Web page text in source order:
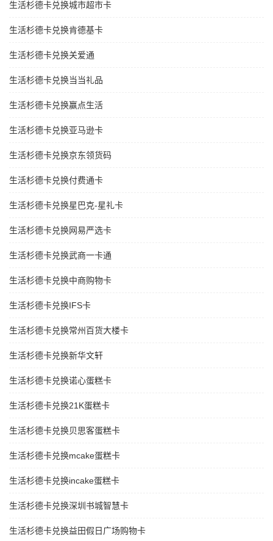
生活杉德卡兑换城市超市卡
生活杉德卡兑换肯德基卡
生活杉德卡兑换关爱通
生活杉德卡兑换当当礼品
生活杉德卡兑换赢点生活
生活杉德卡兑换亚马逊卡
生活杉德卡兑换京东领货码
生活杉德卡兑换付费通卡
生活杉德卡兑换星巴克-星礼卡
生活杉德卡兑换网易严选卡
生活杉德卡兑换武商一卡通
生活杉德卡兑换中商购物卡
生活杉德卡兑换IFS卡
生活杉德卡兑换常州百货大楼卡
生活杉德卡兑换新华文轩
生活杉德卡兑换诺心蛋糕卡
生活杉德卡兑换21K蛋糕卡
生活杉德卡兑换贝思客蛋糕卡
生活杉德卡兑换mcake蛋糕卡
生活杉德卡兑换incake蛋糕卡
生活杉德卡兑换深圳书城智慧卡
生活杉德卡兑换益田假日广场购物卡